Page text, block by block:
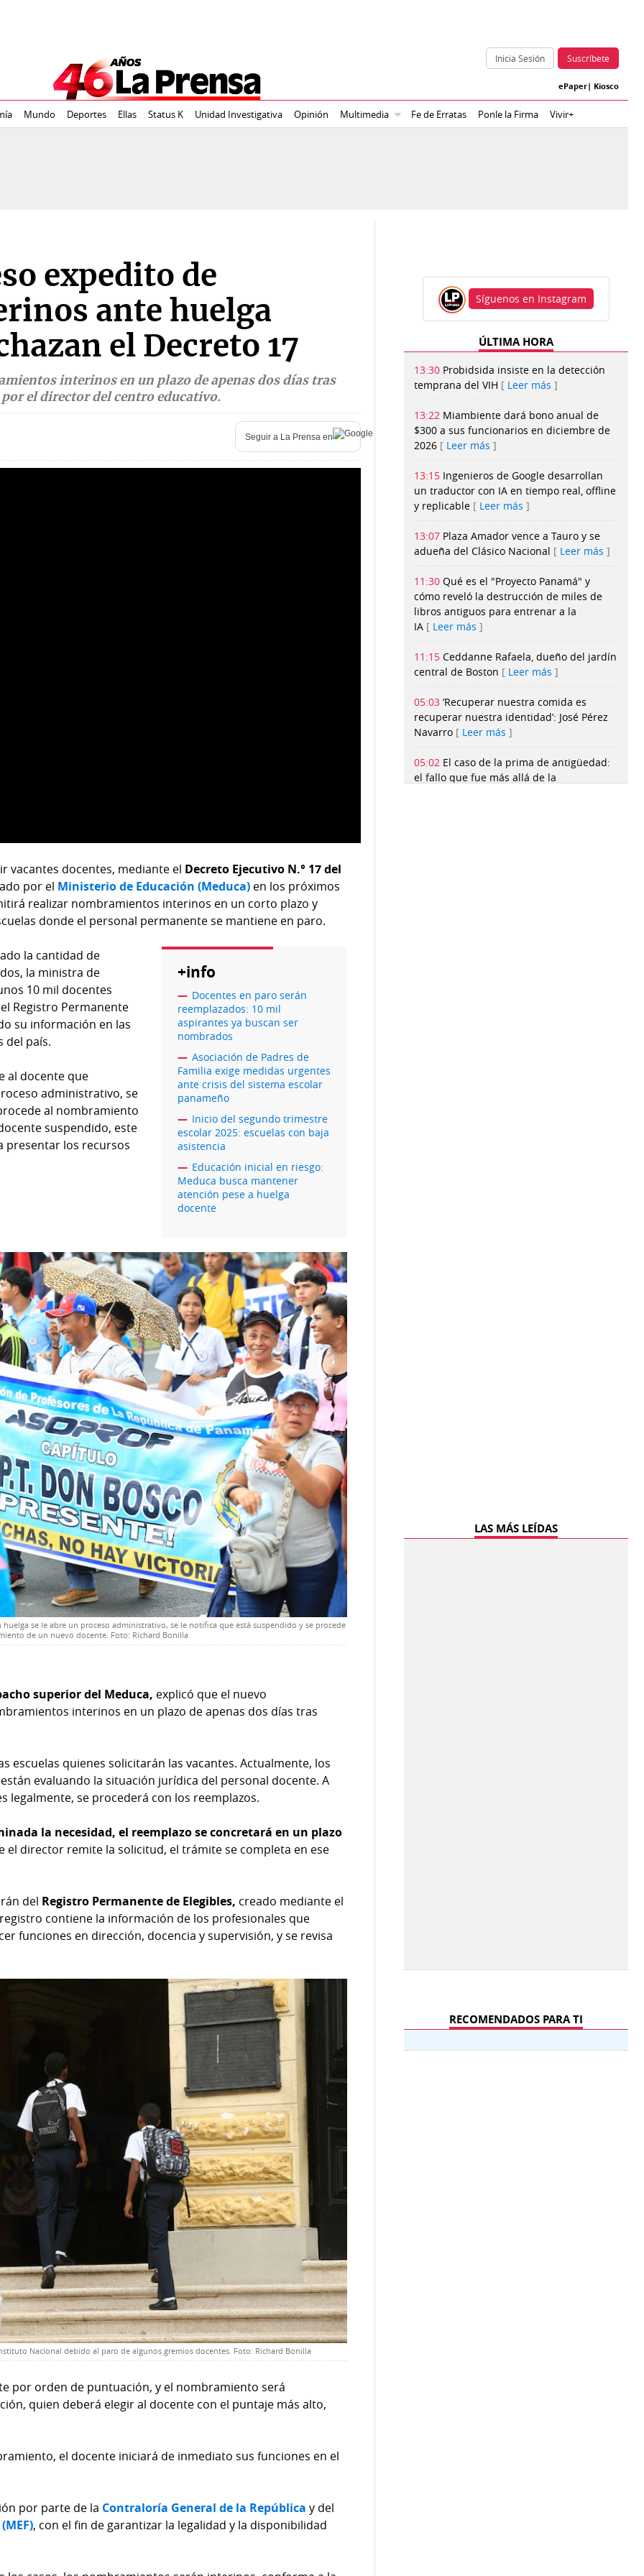
Inicia Sesión Suscríbete
ePaper| Kiosco
Mundo Deportes Ellas Status K Unidad Investigativa Opinión Multimedia Fe de Erratas Ponle la Firma Vivir+
expedito de
ante huelga
el Decreto 17
interinos en un plazo de apenas dos días tras
el director del centro educativo.
Seguir a La Prensa en
vacantes docentes, mediante el Decreto Ejecutivo N.° 17 del
por el Ministerio de Educación (Meduca) en los próximos
realizar nombramientos interinos en un corto plazo y
donde el personal permanente se mantiene en paro.
+info
Docentes en paro serán
reemplazados: 10 mil
aspirantes ya buscan ser
nombrados
Asociación de Padres de
Familia exige medidas urgentes
ante crisis del sistema escolar
panameño
Inicio del segundo trimestre
escolar 2025: escuelas con baja
asistencia
Educación inicial en riesgo:
Meduca busca mantener
atención pese a huelga
docente
la cantidad de
la ministra de
10 mil docentes
Registro Permanente
su información en las
del país.
al docente que
administrativo, se
al nombramiento
suspendido, este
presentar los recursos
se le abre un proceso administrativo, se le notifica que está suspendido y se procede
de un nuevo docente. Foto: Richard Bonilla
superior del Meduca, explicó que el nuevo
interinos en un plazo de apenas dos días tras
escuelas quienes solicitarán las vacantes. Actualmente, los
evaluando la situación jurídica del personal docente. A
legalmente, se procederá con los reemplazos.
la necesidad, el reemplazo se concretará en un plazo
el director remite la solicitud, el trámite se completa en ese
del Registro Permanente de Elegibles, creado mediante el
contiene la información de los profesionales que
funciones en dirección, docencia y supervisión, y se revisa
Nacional debido al paro de algunos gremios docentes. Foto: Richard Bonilla
por orden de puntuación, y el nombramiento será
quien deberá elegir al docente con el puntaje más alto,
el docente iniciará de inmediato sus funciones en el
por parte de la Contraloría General de la Repúblicay del
, con el fin de garantizar la legalidad y la disponibilidad
Síguenos en Instagram
ÚLTIMA HORA
13:30 Probidsida insiste en la detección
temprana del VIH
Leer más
13:22 Miambiente dará bono anual de
$300 a sus funcionarios en diciembre de
2026
Leer más
13:15 Ingenieros de Google desarrollan
un traductor con IA en tiempo real, offline
y replicable
Leer más
13:07 Plaza Amador vence a Tauro y se
adueña del Clásico Nacional
Leer más
11:30 Qué es el "Proyecto Panamá" y
cómo reveló la destrucción de miles de
libros antiguos para entrenar a la
IA
Leer más
11:15 Ceddanne Rafaela, dueño del jardín
central de Boston
Leer más
05:03 ‘Recuperar nuestra comida es
recuperar nuestra identidad’: José Pérez
Navarro
Leer más
05:02 El caso de la prima de antigüedad:
el fallo que fue más allá de la
LAS MÁS LEÍDAS
RECOMENDADOS PARA TI